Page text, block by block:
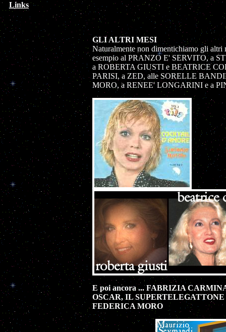
Links
GLI ALTRI MESI
Naturalmente non dimentichiamo gli altri
esempio al PRANZO E' SERVITO, a
a ROBERTA GIUSTI e BEATRICE
PARISI, a ZED, alle SORELLE
MORO, a RENEE' LONGARINI e a
E poi ancora ... FABRIZIA
OSCAR, IL SUPERTELEGATTONE
FEDERICA MORO